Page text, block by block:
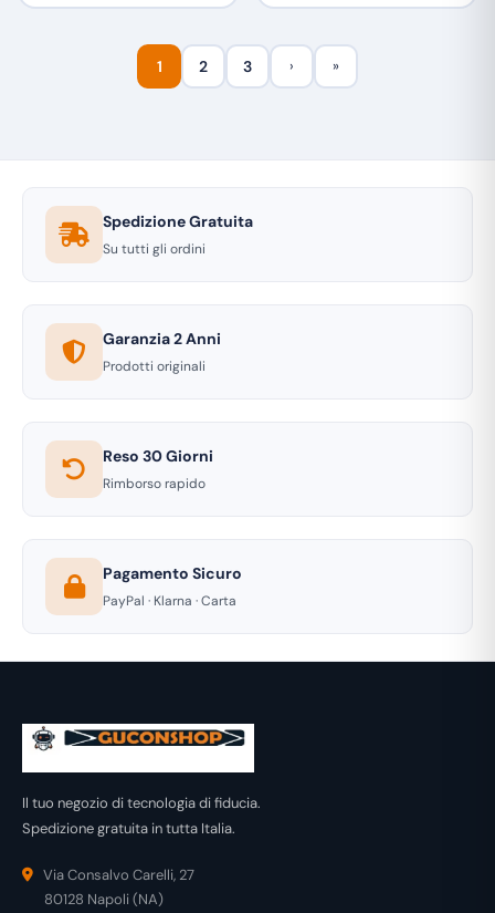
1 2 3 › »
Spedizione Gratuita
Su tutti gli ordini
Garanzia 2 Anni
Prodotti originali
Reso 30 Giorni
Rimborso rapido
Pagamento Sicuro
PayPal · Klarna · Carta
Il tuo negozio di tecnologia di fiducia.
Spedizione gratuita in tutta Italia.
Via Consalvo Carelli, 27
80128 Napoli (NA)